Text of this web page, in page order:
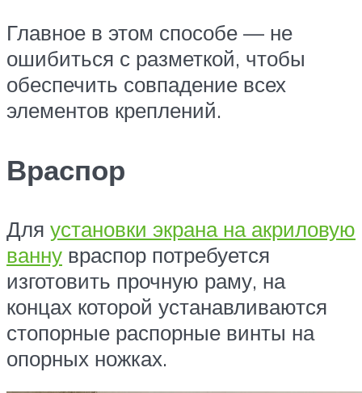
Главное в этом способе — не
ошибиться с разметкой, чтобы
обеспечить совпадение всех
элементов креплений.
Враспор
Для установки экрана на акриловую
ванну враспор потребуется
изготовить прочную раму, на
концах которой устанавливаются
стопорные распорные винты на
опорных ножках.